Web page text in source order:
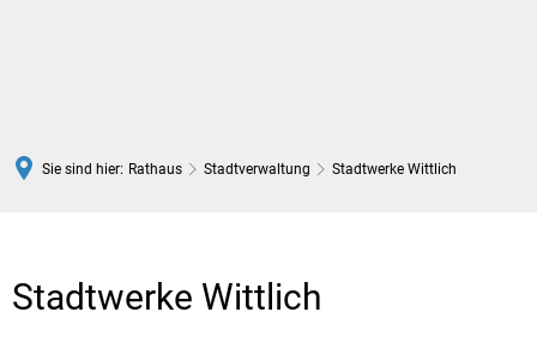
Sie sind hier: Rathaus Stadtverwaltung Stadtwerke Wittlich
Wittlich
Stadtwerke Wittlich